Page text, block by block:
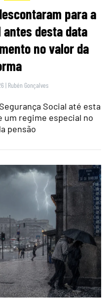
para a
antes desta data
no valor da
| Rubén Gonçalves
Social até esta
um regime especial no
pensão